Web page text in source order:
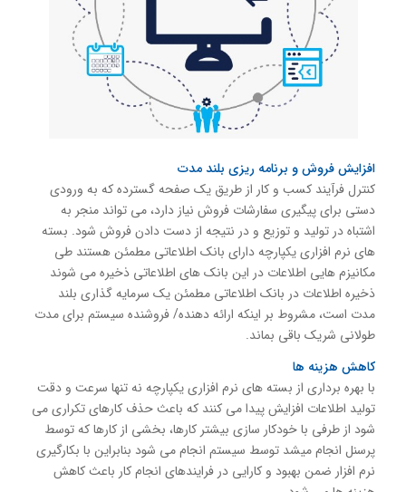
افزایش فروش و برنامه ریزی بلند مدت
کنترل فرآیند کسب و کار از طریق یک صفحه گسترده که به ورودی
دستی برای پیگیری سفارشات فروش نیاز دارد، می تواند منجر به
اشتباه در تولید و توزیع و در نتیجه از دست دادن فروش شود. بسته
های نرم افزاری یکپارچه دارای بانک اطلاعاتی مطمئن هستند طی
مکانیزم هایی اطلاعات در این بانک های اطلاعاتی ذخیره می شوند
ذخیره اطلاعات در بانک اطلاعاتی مطمئن یک سرمایه گذاری بلند
مدت است، مشروط بر اینکه ارائه دهنده/ فروشنده سیستم برای مدت
طولانی شریک باقی بماند.
کاهش هزینه ها
با بهره برداری از بسته های نرم افزاری یکپارچه نه تنها سرعت و دقت
تولید اطلاعات افزایش پیدا می کنند که باعث حذف کارهای تکراری می
شود از طرفی با خودکار سازی بیشتر کارها، بخشی از کارها که توسط
پرسنل انجام میشد توسط سیستم انجام می شود بنابراین با بکارگیری
نرم افزار ضمن بهبود و کارایی در فرایندهای انجام کار باعث کاهش